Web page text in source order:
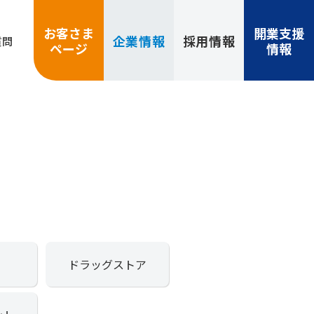
お客さま
ページ
企業情報 採用情報
開業支援
情報
ドラッグストア